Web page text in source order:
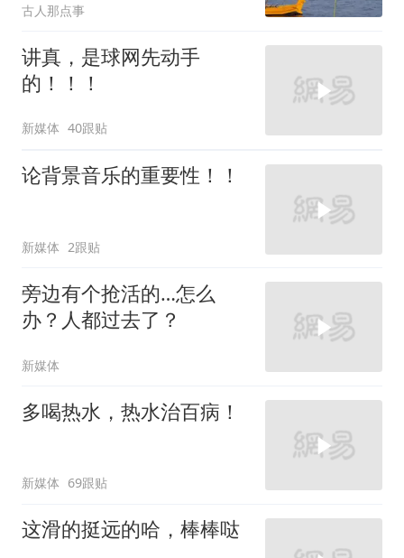
古人那点事
讲真，是球网先动手
的！！！
新媒体 40跟贴
论背景音乐的重要性！！
新媒体 2跟贴
旁边有个抢活的…怎么
办？人都过去了？
新媒体
多喝热水，热水治百病！
新媒体 69跟贴
这滑的挺远的哈，棒棒哒